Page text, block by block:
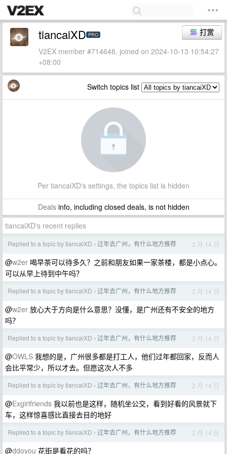
打赏
tiancaiXD PRO
V2EX member #714648, joined on 2024-10-13 10:54:27
+08:00
Switch topics list
Per tiancaiXD's settings, the topics list is hidden
Dealsinfo, including closed deals, is not hidden
tiancaiXD's recent replies
Replied to a topic by tiancaiXD › 过年去广州，有什么地方推荐 2 月 14 日
@w2er 喝早茶可以待多久？之前和朋友如果一家茶楼，都是小点心。
可以从早上待到中午吗？
Replied to a topic by tiancaiXD › 过年去广州，有什么地方推荐 2 月 14 日
@w2er 放心大于方向是什么意思？没懂，是广州还有不安全的地方
吗？
Replied to a topic by tiancaiXD › 过年去广州，有什么地方推荐 2 月 14 日
@OWLS 我想的是，广州很多都是打工人，他们过年都回家，反而人
会比平常少，所以才去。但愿这次人不多
Replied to a topic by tiancaiXD › 过年去广州，有什么地方推荐 2 月 14 日
@Exgirlfriends 我以前也是这样，随机坐公交，看到好看的风景就下
车，这样惊喜感比直接去目的地好
Replied to a topic by tiancaiXD › 过年去广州，有什么地方推荐 2 月 14 日
@ddoyou 花街是看花的吗？